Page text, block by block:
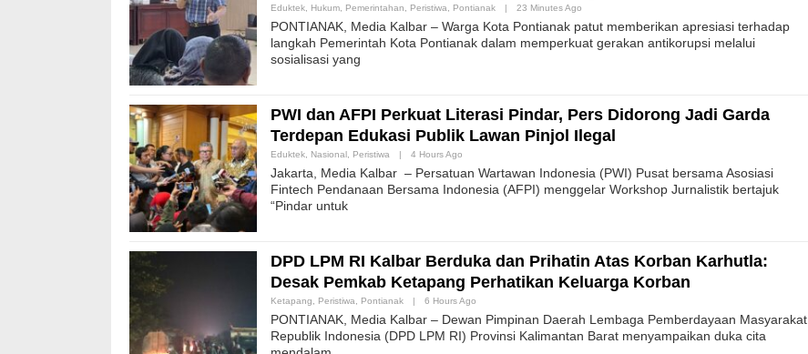
Eduktek, Hukum, Pemerintahan, Peristiwa, Pontianak 23 Minutes Ago
PONTIANAK, Media Kalbar – Warga Kota Pontianak patut memberikan apresiasi terhadap
langkah Pemerintah Kota Pontianak dalam memperkuat gerakan antikorupsi melalui
sosialisasi yang
PWI dan AFPI Perkuat Literasi Pindar, Pers Didorong Jadi Garda
Terdepan Edukasi Publik Lawan Pinjol Ilegal
Eduktek, Nasional , Peristiwa 4 Hours Ago
Jakarta, Media Kalbar – Persatuan Wartawan Indonesia (PWI) Pusat bersama Asosiasi
Fintech Pendanaan Bersama Indonesia (AFPI) menggelar Workshop Jurnalistik bertajuk
“Pindar untuk
DPD LPM RI Kalbar Berduka dan Prihatin Atas Korban Karhutla:
Desak Pemkab Ketapang Perhatikan Keluarga Korban
Ketapang, Peristiwa, Pontianak 6 Hours Ago
PONTIANAK, Media Kalbar – Dewan Pimpinan Daerah Lembaga Pemberdayaan Masyarakat
Republik Indonesia (DPD LPM RI) Provinsi Kalimantan Barat menyampaikan duka cita